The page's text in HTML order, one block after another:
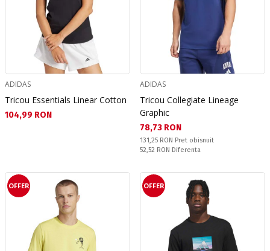
ADIDAS
Tricou Essentials Linear Cotton
Текуща цена:
104,99 RON
ADIDAS
Tricou Collegiate Lineage
Graphic
Текуща цена:
78,73 RON
Pret obisnuit:
131,25 RON Pret obisnuit
Спестявате:
52,52 RON Diferenta
OFFER OFFER